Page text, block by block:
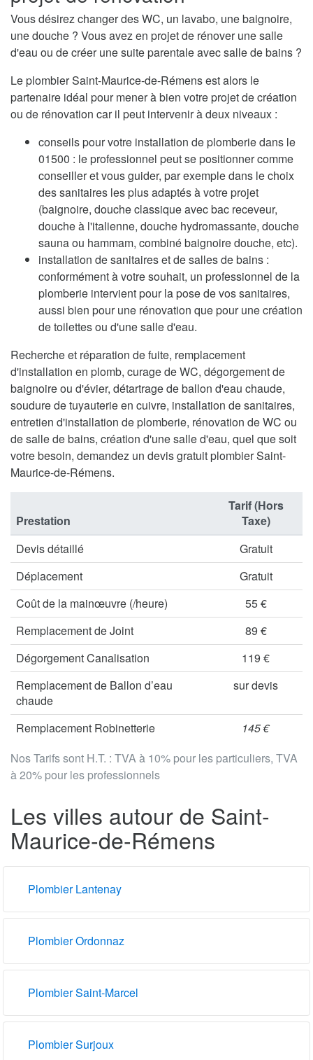
Vous désirez changer des WC, un lavabo, une baignoire,
une douche ? Vous avez en projet de rénover une salle
d'eau ou de créer une suite parentale avec salle de bains ?
Le plombier Saint-Maurice-de-Rémens est alors le
partenaire idéal pour mener à bien votre projet de création
ou de rénovation car il peut intervenir à deux niveaux :
conseils pour votre installation de plomberie dans le
01500 : le professionnel peut se positionner comme
conseiller et vous guider, par exemple dans le choix
des sanitaires les plus adaptés à votre projet
(baignoire, douche classique avec bac receveur,
douche à l'italienne, douche hydromassante, douche
sauna ou hammam, combiné baignoire douche, etc).
installation de sanitaires et de salles de bains :
conformément à votre souhait, un professionnel de la
plomberie intervient pour la pose de vos sanitaires,
aussi bien pour une rénovation que pour une création
de toilettes ou d'une salle d'eau.
Recherche et réparation de fuite, remplacement
d'installation en plomb, curage de WC, dégorgement de
baignoire ou d'évier, détartrage de ballon d'eau chaude,
soudure de tuyauterie en cuivre, installation de sanitaires,
entretien d'installation de plomberie, rénovation de WC ou
de salle de bains, création d'une salle d'eau, quel que soit
votre besoin, demandez un devis gratuit plombier Saint-
Maurice-de-Rémens.
Nos Tarifs sont H.T. : TVA à 10% pour les particuliers, TVA
à 20% pour les professionnels
Prestation
Tarif (Hors
Taxe)
Devis détaillé
Gratuit
Déplacement
Gratuit
Coût de la mainœuvre (/heure)
55 €
Remplacement de Joint
89 €
Dégorgement Canalisation
119 €
Remplacement de Ballon d’eau
chaude
sur devis
Remplacement Robinetterie 145 €
Les villes autour de Saint-
Maurice-de-Rémens
Plombier Lantenay
Plombier Ordonnaz
Plombier Saint-Marcel
Plombier Surjoux